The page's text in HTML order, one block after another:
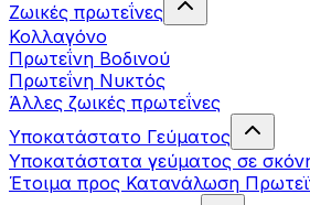
Ζωικές πρωτεΐνες
Κολλαγόνο
Πρωτεΐνη Βοδινού
Πρωτεΐνη Νυκτός
Άλλες ζωικές πρωτεΐνες
Υποκατάστατο Γεύματος
Υποκατάστατα γεύματος σε
Έτοιμα προς Κατανάλωση